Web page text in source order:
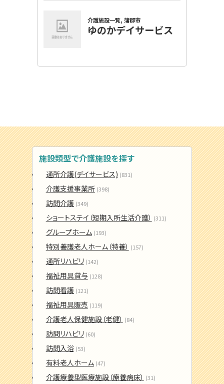
施設類型で介護施設を探す
通所介護(デイサービス) (831)
介護支援事業所 (398)
訪問介護 (349)
ショートステイ（短期入所生活介護） (311)
グループホーム (193)
特別養護老人ホーム（特養） (157)
通所リハビリ (142)
福祉用具貸与 (128)
訪問看護 (121)
福祉用具販売 (119)
介護老人保健施設（老健） (84)
訪問リハビリ (60)
訪問入浴 (53)
有料老人ホーム (47)
介護療養型医療施設（療養病床） (31)